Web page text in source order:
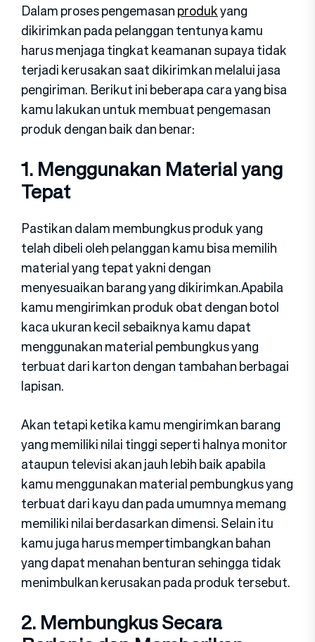
Dalam proses pengemasanprodukyang
dikirimkan pada pelanggan tentunya kamu
harus menjaga tingkat keamanan supaya tidak
terjadi kerusakan saat dikirimkan melalui jasa
pengiriman. Berikut ini beberapa cara yang bisa
kamu lakukan untuk membuat pengemasan
produk dengan baik dan benar:
1. Menggunakan Material yang
Tepat
Pastikan dalam membungkus produk yang
telah dibeli oleh pelanggan kamu bisa memilih
material yang tepat yakni dengan
menyesuaikan barang yang dikirimkan.Apabila
kamu mengirimkan produk obat dengan botol
kaca ukuran kecil sebaiknya kamu dapat
menggunakan material pembungkus yang
terbuat dari karton dengan tambahan berbagai
lapisan.
Akan tetapi ketika kamu mengirimkan barang
yang memiliki nilai tinggi seperti halnya monitor
ataupun televisi akan jauh lebih baik apabila
kamu menggunakan material pembungkus yang
terbuat dari kayu dan pada umumnya memang
memiliki nilai berdasarkan dimensi. Selain itu
kamu juga harus mempertimbangkan bahan
yang dapat menahan benturan sehingga tidak
menimbulkan kerusakan pada produk tersebut.
2. Membungkus Secara